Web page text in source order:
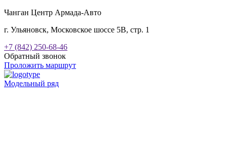
Чанган Центр Армада-Авто
г. Ульяновск, Московское шоссе 5В, стр. 1
+7 (842) 250-68-46
Обратный звонок
Проложить маршрут
Модельный ряд